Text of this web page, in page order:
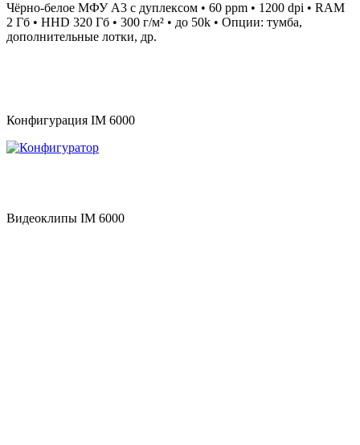
Чёрно-белое МФУ А3 с дуплексом • 60 ppm • 1200 dpi • RAM
2 Гб • HHD 320 Гб • 300 г/м² • до 50k • Опции: тумба,
дополнительные лотки, др.
Конфигурация IM 6000
Видеоклипы IM 6000